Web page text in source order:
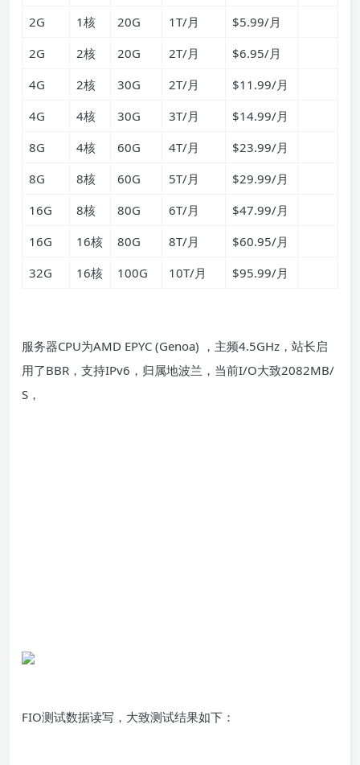
2G
1核 20G 1T/月
$5.99/月
2G
2核 20G 2T/月
$6.95/月
4G
2核 30G 2T/月
$11.99/月
4G
4核 30G 3T/月
$14.99/月
8G
4核 60G 4T/月
$23.99/月
8G
8核 60G 5T/月
$29.99/月
16G
8核 80G 6T/月
$47.99/月
16G
16核 80G 8T/月
$60.95/月
32G
16核 100G 10T/月 $95.99/月
服务器CPU为AMD EPYC (Genoa) ，主频4.5GHz，站长启
用了BBR，支持IPv6，归属地波兰，当前I/O大致2082MB/
S，
FIO测试数据读写，大致测试结果如下：